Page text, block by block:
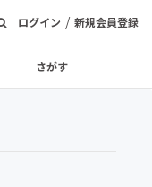
ログイン / 新規会員登録
さがす